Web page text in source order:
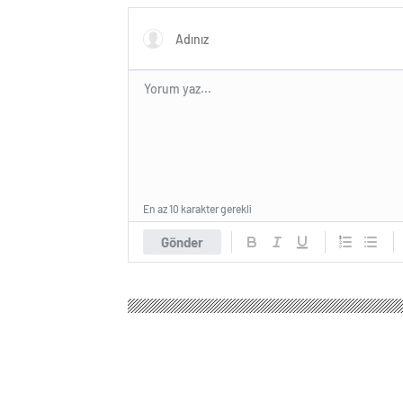
Gönder
En az 10 karakter gerekli